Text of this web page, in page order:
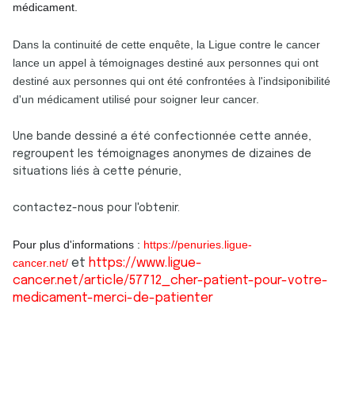
médicament.
Dans la continuité de cette enquête, la Ligue contre le cancer
lance un appel à témoignages destiné aux personnes qui ont
destiné aux personnes qui ont été confrontées à l'indsiponibilité
d'un médicament utilisé pour soigner leur cancer.
Une bande dessiné a été confectionnée cette année,
regroupent les témoignages anonymes de dizaines de
situations liés à cette pénurie,
contactez-nous pour l'obtenir.
Pour plus d'informations : https://penuries.ligue-
cancer.net/ et https://www.ligue-
cancer.net/article/57712_cher-patient-pour-votre-
medicament-merci-de-patienter